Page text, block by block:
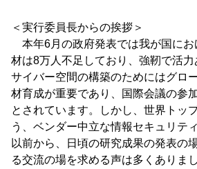
＜実行委員長からの挨拶＞
本年6月の政府発表では我が国にお
材は8万人不足しており、強靭で活
サイバー空間の構築のためにはグロ
材育成が重要であり、国際会議の参
とされています。しかし、世界トッ
う、ベンダー中立な情報セキュリテ
以前から、日頃の研究成果の発表の
る交流の場を求める声は多くありまし